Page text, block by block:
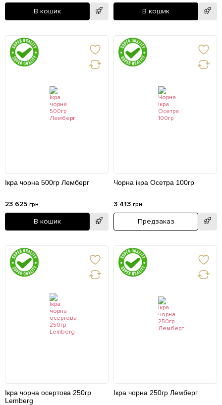
В кошик В кошик
Ікра чорна 500гр Лемберг
23 625 грн
В кошик
Чорна ікра Осетра 100гр
3 413 грн
Предзаказ
Ікра чорна осертова 250гр
Lemberg
Ікра чорна 250гр Лемберг